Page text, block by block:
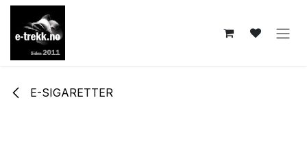
Skip to Content
E-SIGARETTER